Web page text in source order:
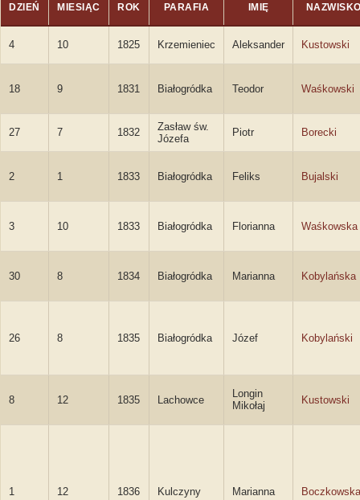
DZIEŃ MIESIĄC ROK PARAFIA IMIĘ
4 10 1825 Krzemieniec Aleksander Kustowski
18 9 1831 Białogródka Teodor Waśkowski
27 7 1832
Zasław św.
Józefa
Piotr Borecki
2 1 1833 Białogródka Feliks Bujalski
3 10 1833 Białogródka Florianna Waśkowska
30 8 1834 Białogródka Marianna Kobylańska
26 8 1835 Białogródka Józef Kobylański
8 12 1835 Lachowce
Longin
Mikołaj
Kustowski
1 12 1836 Kulczyny Marianna Boczkowska